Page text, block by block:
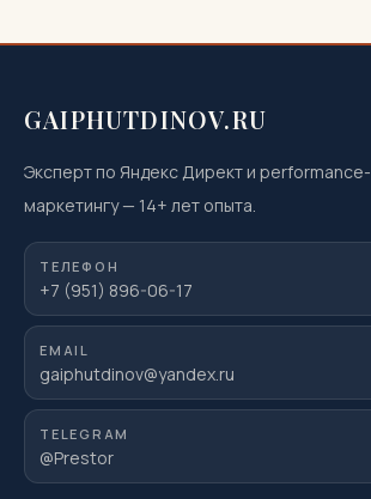
GAIPHUTDINOV.RU
Эксперт по Яндекс Директ и performance-
маркетингу— 14+ лет опыта.
ТЕЛЕФОН
+7 (951) 896-06-17
EMAIL
gaiphutdinov@yandex.ru
TELEGRAM
@Prestor